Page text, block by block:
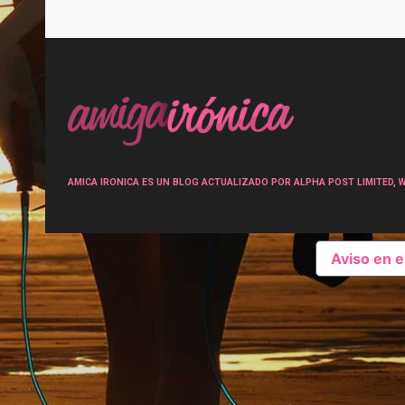
AMICA IRONICA ES UN BLOG ACTUALIZADO POR ALPHA POST
Aviso en